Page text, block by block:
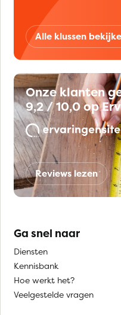
Alle klussen
Onze klanten
9,2 / 10,0 op
Reviews lezen
Ga snel naar
Diensten
Kennisbank
Hoe werkt het?
Veelgestelde vragen